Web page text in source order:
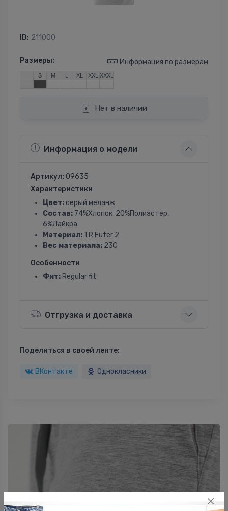
ID: 211000
Размеры: Информация по размерам
S M L XL XXL XXXL
Нет в наличии
Информация о модели
Артикул: 09635
Характеристики
Цвет: серый меланж
Состав: 74%Хлопок, 20%Полиэстер,
6%Лайкра
Материал: TR Futer 2
Вес материала: 230
Особенности
Фит: Regular fit
Отгрузка и доставка
Поделиться в своей ленте:
ВКонтакте Однокласники